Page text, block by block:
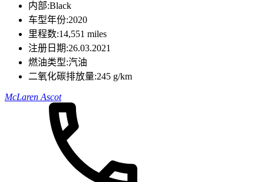
内部:Black
车型年份:2020
里程数:14,551 miles
注册日期:26.03.2021
燃油类型:汽油
二氧化碳排放量:245 g/km
McLaren Ascot